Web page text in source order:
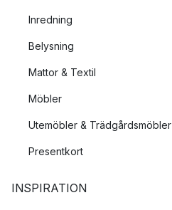
Inredning
Belysning
Mattor & Textil
Möbler
Utemöbler & Trädgårdsmöbler
Presentkort
INSPIRATION